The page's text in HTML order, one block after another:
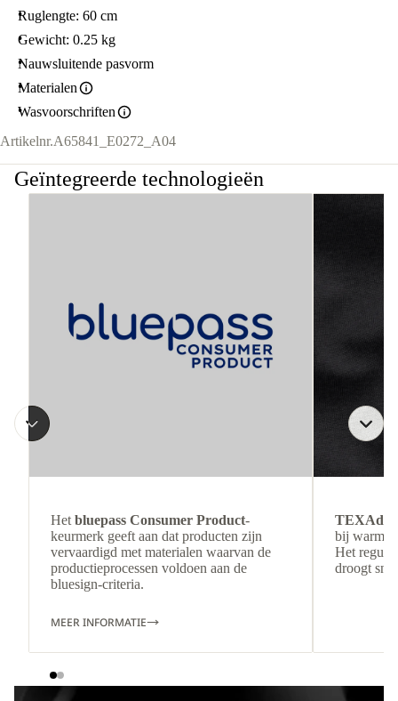
Ruglengte: 60 cm
Gewicht: 0.25 kg
Nauwsluitende pasvorm
Materialen
Wasvoorschriften
Artikelnr.A65841_E0272_A04
Geïntegreerde technologieën
Het bluepass Consumer Product-
keurmerk geeft aan dat producten zijn
vervaardigd met materialen waarvan de
productieprocessen voldoen aan de
bluesign-criteria.
MEER INFORMATIE
TEXAdri
bij warmer
Het
droogt